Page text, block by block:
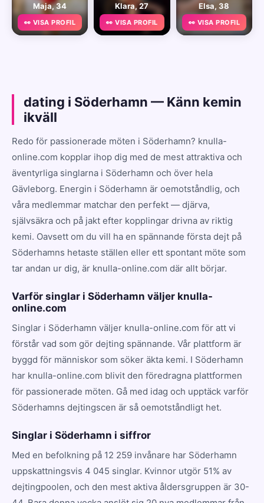
Maja, 34
👀 VISA PROFIL
Klara, 27
👀 VISA PROFIL
Elsa, 38
👀 VISA PROFIL
dating i Söderhamn — Känn kemin
ikväll
Redo för passionerade möten i Söderhamn? knulla-
online.com kopplar ihop dig med de mest attraktiva och
äventyrliga singlarna i Söderhamn och över hela
Gävleborg. Energin i Söderhamn är oemotståndlig, och
våra medlemmar matchar den perfekt — djärva,
självsäkra och på jakt efter kopplingar drivna av riktig
kemi. Oavsett om du vill ha en spännande första dejt på
Söderhamns hetaste ställen eller ett spontant möte som
tar andan ur dig, är knulla-online.com där allt börjar.
Varför singlar i Söderhamn väljer knulla-
online.com
Singlar i Söderhamn väljer knulla-online.com för att vi
förstår vad som gör dejting spännande. Vår plattform är
byggd för människor som söker äkta kemi. I Söderhamn
har knulla-online.com blivit den föredragna plattformen
för passionerade möten. Gå med idag och upptäck varför
Söderhamns dejtingscen är så oemotståndligt het.
Singlar i Söderhamn i siffror
Med en befolkning på 12 259 invånare har Söderhamn
uppskattningsvis 4 045 singlar. Kvinnor utgör 51% av
dejtingpoolen, och den mest aktiva åldersgruppen är 30-